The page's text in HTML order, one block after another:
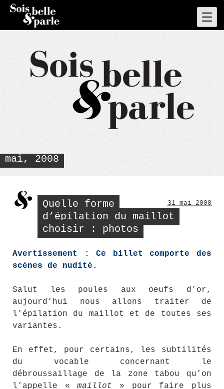
Skip
content
mai, 2008
Quelle forme
d’épilation du maillot
choisir : photos
31 mai 2008
Avertissement : Ce billet comporte des
scènes de nudité.
Salut les poules aux oeufs d’or,
aujourd’hui nous allons traiter de
l’épilation du maillot et de toutes ses
variantes.
En effet, pour certains, les subtilités
du vocable concernant le
débroussaillage de la zone tabou qu’on
l’appelle «maillot » pour faire plus